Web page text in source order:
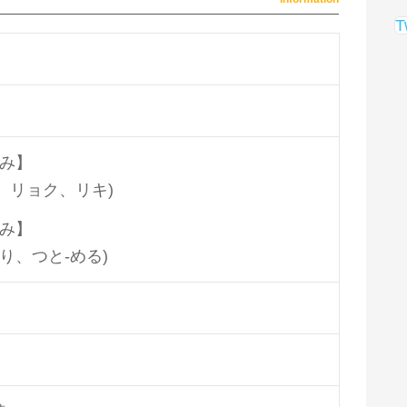
】
リョク、リキ)
】
、つと-める)